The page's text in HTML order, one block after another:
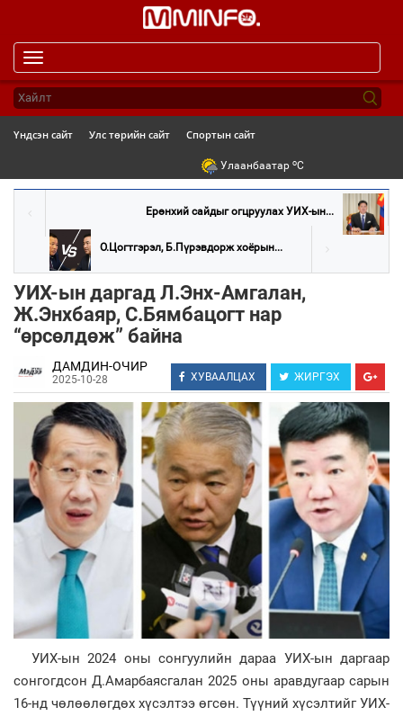
navigation
Үндсэн сайт Улс төрийн сайт Спортын сайт
Улаанбаатар oC
Ерөнхий сайдыг огцруулах УИХ-ын...
О.Цогтгэрэл, Б.Пүрэвдорж хоёрын...
УИХ-ын даргад Л.Энх-Амгалан,
Ж.Энхбаяр, С.Бямбацогт нар
“өрсөлдөж” байна
ДАМДИН-ОЧИР
2025-10-28 ХУВААЛЦАХ ЖИРГЭХ
УИХ-ын 2024 оны сонгуулийн дараа УИХ-ын даргаар
сонгогдсон Д.Амарбаясгалан 2025 оны аравдугаар сарын
16-нд чөлөөлөгдөх хүсэлтээ өгсөн. Түүний хүсэлтийг УИХ-